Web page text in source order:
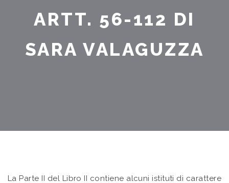
ARTT. 56-112 DI
SARA VALAGUZZA
La Parte II del Libro II contiene alcuni istituti di carattere